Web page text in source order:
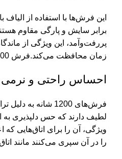
این فرش‌ها با استفاده از الیاف
برابر سایش و پارگی مقاوم
پررفت‌وآمد، این ویژگی از
زمان محافظت می‌کند.فرش 1200شانه وزن سنگین
احساس راحتی و نرمی
فرش‌های 1200 شانه
لطیف دارند که حس دلپذیری به
ویژگی، آن را برای اتاق‌هایی که
را در آن سپری می‌کنند مانند